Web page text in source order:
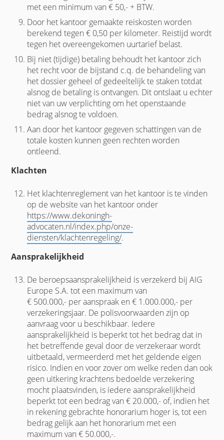
met een minimum van € 50,- + BTW.
Door het kantoor gemaakte reiskosten worden
berekend tegen € 0,50 per kilometer. Reistijd wordt
tegen het overeengekomen uurtarief belast.
Bij niet (tijdige) betaling behoudt het kantoor zich
het recht voor de bijstand c.q. de behandeling van
het dossier geheel of gedeeltelijk te staken totdat
alsnog de betaling is ontvangen. Dit ontslaat u echter
niet van uw verplichting om het openstaande
bedrag alsnog te voldoen.
Aan door het kantoor gegeven schattingen van de
totale kosten kunnen geen rechten worden
ontleend.
Klachten
Het klachtenreglement van het kantoor is te vinden
op de website van het kantoor onder
https://www.dekoningh-
advocaten.nl/index.php/onze-
diensten/klachtenregeling/.
Aansprakelijkheid
De beroepsaansprakelijkheid is verzekerd bij AIG
Europe S.A. tot een maximum van
€ 500.000,- per aanspraak en € 1.000.000,- per
verzekeringsjaar. De polisvoorwaarden zijn op
aanvraag voor u beschikbaar. Iedere
aansprakelijkheid is beperkt tot het bedrag dat in
het betreffende geval door de verzekeraar wordt
uitbetaald, vermeerderd met het geldende eigen
risico. Indien en voor zover om welke reden dan ook
geen uitkering krachtens bedoelde verzekering
mocht plaatsvinden, is iedere aansprakelijkheid
beperkt tot een bedrag van € 20.000,- of, indien het
in rekening gebrachte honorarium hoger is, tot een
bedrag gelijk aan het honorarium met een
maximum van € 50.000,-.